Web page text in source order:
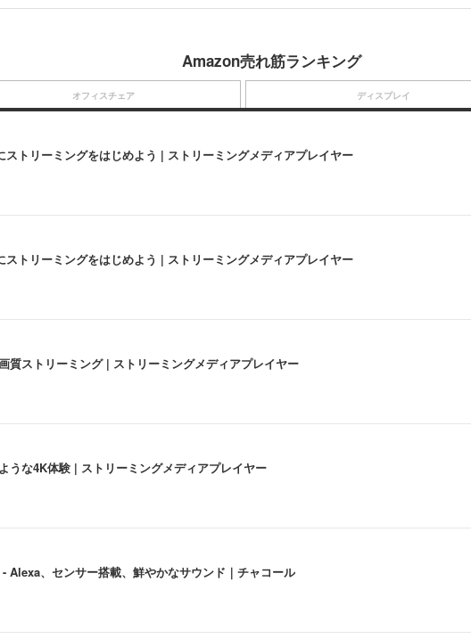
Amazon売れ筋ランキング
トリーミングをはじめよう | ストリーミングメディアプレイヤー
トリーミングをはじめよう | ストリーミングメディアプレイヤー
ストリーミング | ストリーミングメディアプレイヤー
な4K体験 | ストリーミングメディアプレイヤー
、センサー搭載、鮮やかなサウンド｜チャコール
オフィスチェア ディスプレイ